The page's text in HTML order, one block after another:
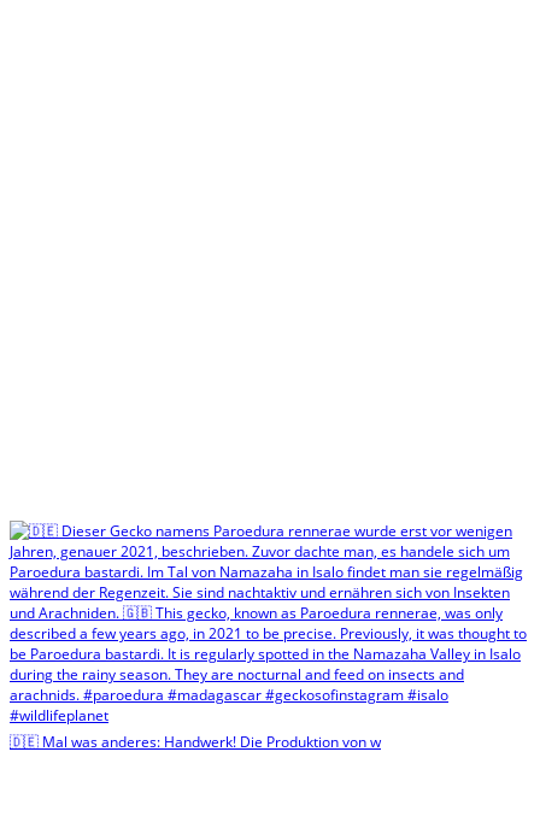
🇩🇪 Mal was anderes: Handwerk! Die Produktion von w